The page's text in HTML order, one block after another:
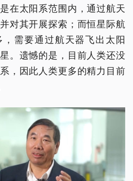
在太阳系范围内，通过航天
对其开展探索；而恒星际航
需要通过航天器飞出太阳
。遗憾的是，目前人类还没
，因此人类更多的精力目前